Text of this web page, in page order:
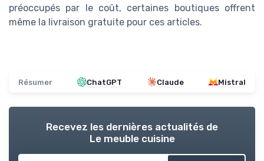
préoccupés par le coût, certaines boutiques offrent
même la livraison gratuite pour ces articles.
Résumer ChatGPT Claude Mistral
Recevez les dernières actualités de
Le meuble cuisine